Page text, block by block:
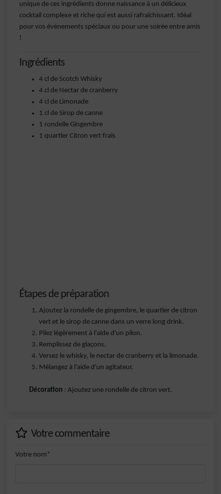
unique de ces ingrédients donne naissance à un délicieux
cocktail complexe et riche qui est aussi rafraîchissant. Idéal
pour vos événements spéciaux ou pour une soirée entre amis
!
Ingrédients
4 cl de Scotch Whisky
4 cl de Nectar de cranberry
4 cl de Limonade
1 cl de Sirop de canne
1 rondelle Gingembre
1 quartier Citron vert frais
Étapes de préparation
Ajoutez la rondelle de gingembre, le quartier de citron
vert et le sirop de canne dans un verre long drink.
Pilez légèrement à l'aide d'un pilon.
Remplissez de glaçons.
Versez le whisky, le nectar de cranberry et la limonade.
Mélangez à l'aide d'un agitateur.
Décoration : Ajoutez une rondelle de citron vert.
Votre commentaire
Votre nom*